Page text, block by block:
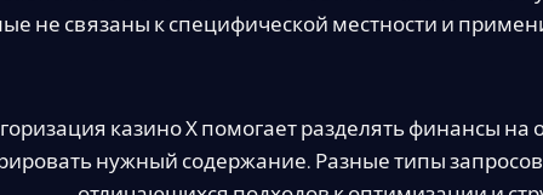
не связаны к специфической местности и
казино Х помогает разделять финансы
нужный содержание. Разные типы